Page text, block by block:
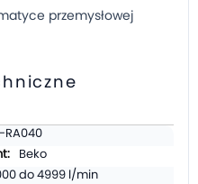
przemysłowej
RA040
Beko
do 4999 l/min